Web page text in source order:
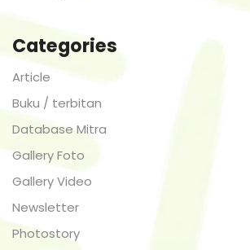
Categories
Article
Buku / terbitan
Database Mitra
Gallery Foto
Gallery Video
Newsletter
Photostory